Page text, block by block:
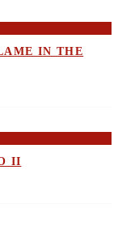
IN THE
II